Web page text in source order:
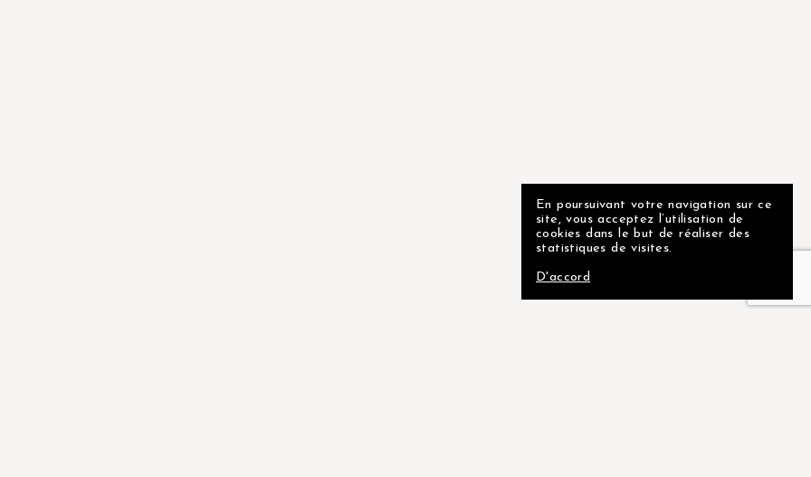
En poursuivant votre navigation sur ce
site, vous acceptez l’utilisation de
cookies dans le but de réaliser des
statistiques de visites.
D'accord